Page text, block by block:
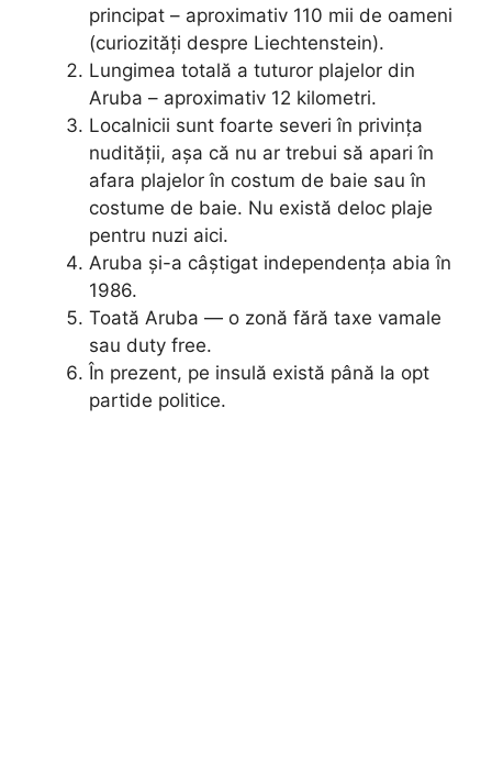
principat – aproximativ 110 mii de oameni
(curiozități despre Liechtenstein).
Lungimea totală a tuturor plajelor din
Aruba – aproximativ 12 kilometri.
Localnicii sunt foarte severi în privința
nudității, așa că nu ar trebui să apari în
afara plajelor în costum de baie sau în
costume de baie. Nu există deloc plaje
pentru nuzi aici.
Aruba și-a câștigat independența abia în
1986.
Toată Aruba — o zonă fără taxe vamale
sau duty free.
În prezent, pe insulă există până la opt
partide politice.